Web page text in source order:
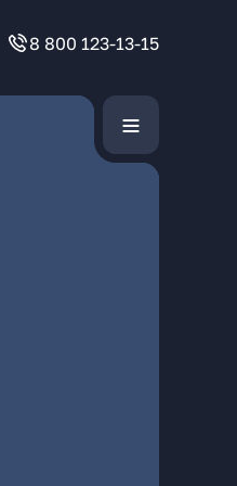
8 800 123-13-15